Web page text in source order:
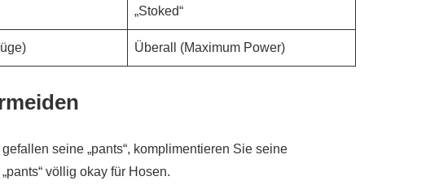
„Stoked“
Überall (Maximum Power)
seine „pants“, komplimentieren Sie seine
völlig okay für Hosen.